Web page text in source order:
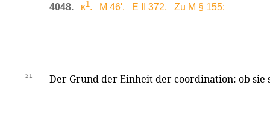
4048. κ1. M 46'. E II 372. Zu M § 155:
21 Der Grund der Einheit der coordination: ob sie